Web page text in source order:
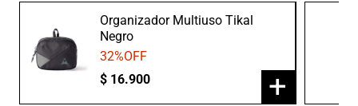
Organizador Multiuso Tikal
Negro
32%OFF
$ 16.900 +